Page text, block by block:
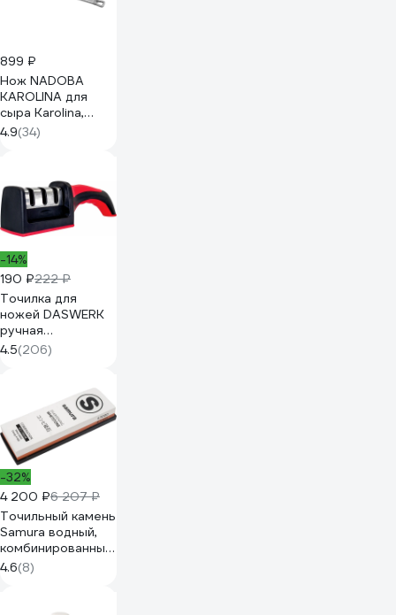
899 ₽
Нож NADOBA
KAROLINA для
сыра Karolina,
721047
4.9(34)
-14%
190 ₽222 ₽
Точилка для
ножей DASWERK
ручная
ножеточка,
трёхзонная
шлифовка 608134
4.5(206)
-32%
4 200 ₽6 207 ₽
Точильный камень
Samura водный,
комбинированный
1000/3000 SCS-
1300/M-K
4.6(8)